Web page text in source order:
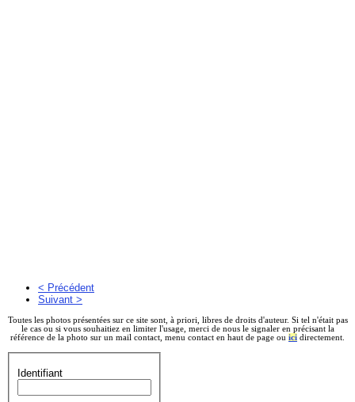
< Précédent
Suivant >
Toutes les photos présentées sur ce site sont, à priori, libres de droits d'auteur. Si tel n'était pas
le cas ou si vous souhaitiez en limiter l'usage, merci de nous le signaler en précisant la
référence de la photo sur un mail contact, menu contact en haut de page ou ici directement.
Identifiant